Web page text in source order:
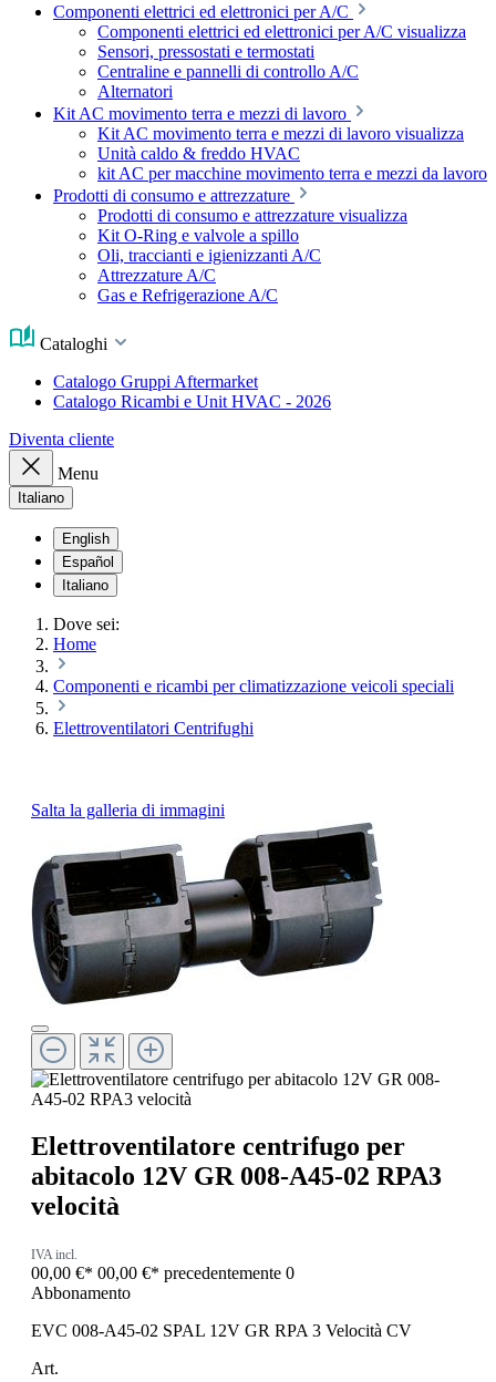
Componenti elettrici ed elettronici per A/C
Componenti elettrici ed elettronici per A/C visualizza
Sensori, pressostati e termostati
Centraline e pannelli di controllo A/C
Alternatori
Kit AC movimento terra e mezzi di lavoro
Kit AC movimento terra e mezzi di lavoro visualizza
Unità caldo & freddo HVAC
kit AC per macchine movimento terra e mezzi da lavoro
Prodotti di consumo e attrezzature
Prodotti di consumo e attrezzature visualizza
Kit O-Ring e valvole a spillo
Oli, traccianti e igienizzanti A/C
Attrezzature A/C
Gas e Refrigerazione A/C
Cataloghi
Catalogo Gruppi Aftermarket
Catalogo Ricambi e Unit HVAC - 2026
Diventa cliente
Menu
Italiano
English
Español
Italiano
Dove sei:
Home
Componenti e ricambi per climatizzazione veicoli speciali
Elettroventilatori Centrifughi
Salta la galleria di immagini
Elettroventilatore centrifugo per
abitacolo 12V GR 008-A45-02 RPA3
velocità
IVA incl.
00,00 €* 00,00 €* precedentemente 0
Abbonamento
EVC 008-A45-02 SPAL 12V GR RPA 3 Velocità CV
Art.